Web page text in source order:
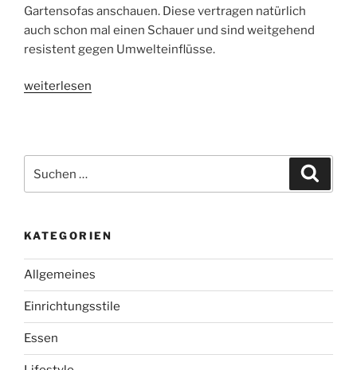
Gartensofas anschauen. Diese vertragen natürlich
auch schon mal einen Schauer und sind weitgehend
resistent gegen Umwelteinflüsse.
„Outdoor
wetterfeste
Sofas“
weiterlesen
nach:
KATEGORIEN
Allgemeines
Einrichtungsstile
Essen